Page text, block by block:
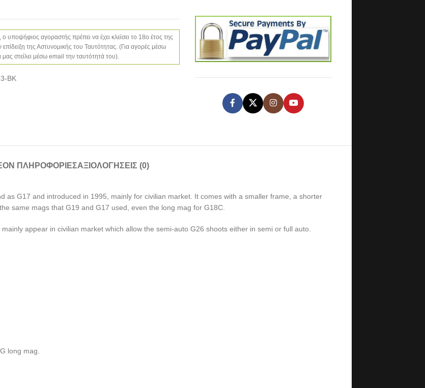
υποψήφιος αγοραστής πρέπει να έχει κλείσει το 18ο έτος της
επίδειξη της Αστυνομικής του Ταυτότητας. (Για αγορές μέσω
στείλει μέσω email την ταυτότητά του).
BK
ΠΛΗΡΟΦΟΡΊΕΣΑΞΙΟΛΟΓΉΣΕΙΣ (0)
G17 and introduced in 1995, mainly for civilian market. It comes with a smaller frame, a shorter
same mags that G19 and G17 used, even the long mag for G18C.
appear in civilian market which allow the semi-auto G26 shoots either in semi or full auto.
long mag.